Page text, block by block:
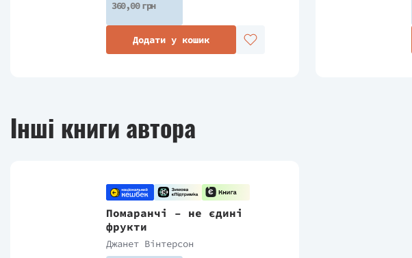
360,00 грн
Додати у кошик
Інші книги автора
Помаранчі – не єдині
фрукти
Джанет Вінтерсон